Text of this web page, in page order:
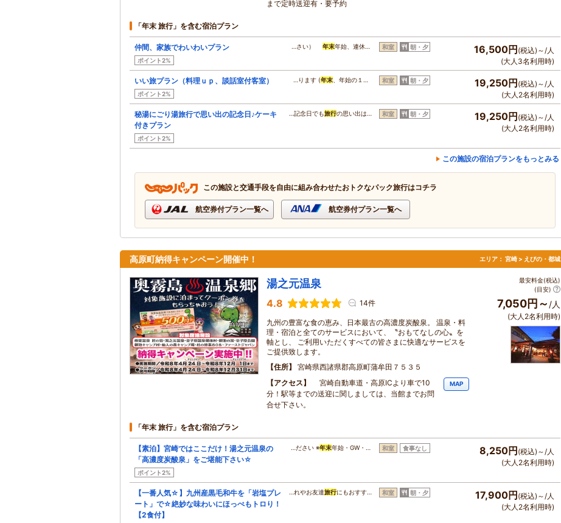
まで定時送迎有・要予約
「年末 旅行」を含む宿泊プラン
仲間、家族でわいわいプラン
ポイント2%
…さい） 年末年始、連休… 和室 朝・夕 16,500円 (税込)～/人
(大人3名利用時)
いい旅プラン（料理ｕｐ、談話室付客室）
ポイント2%
…ります (年末、年始の１… 和室 朝・夕 19,250円 (税込)～/人
(大人2名利用時)
秘湯にごり湯旅行で思い出の記念日♪ケーキ
付きプラン
ポイント2%
…記念日でも旅行の思い出は… 和室 朝・夕 19,250円 (税込)～/人
(大人2名利用時)
この施設の宿泊プランをもっとみる
この施設と交通手段を自由に組み合わせたおトクなパック旅行はコチラ
航空券付プラン一覧へ 航空券付プラン一覧へ
高原町納得キャンペーン開催中！ エリア： 宮崎 > えびの・都城
湯之元温泉
4.8 14件
九州の豊富な食の恵み、日本最古の高濃度炭酸泉。 温泉・料
理・宿泊と全てのサービスにおいて、〝おもてなしの心〟を
軸とし、 ご利用いただくすべての皆さまに快適なサービスを
ご提供致します。
住所
宮崎県西諸県郡高原町蒲牟田７５３５
アクセス
宮崎自動車道・高原ICより車で10
分！駅等までの送迎に関しましては、当館までお問
合せ下さい。
MAP
最安料金(税込)
(目安)
7,050円～ /人
(大人2名利用時)
「年末 旅行」を含む宿泊プラン
【素泊】宮崎ではここだけ！湯之元温泉の
「高濃度炭酸泉」をご堪能下さい☆
ポイント2%
…ださい ※年末年始・GW・… 和室 食事なし 8,250円(税込)～/人
(大人2名利用時)
【一番人気☆】九州産黒毛和牛を「岩塩プレ
ート」で☆絶妙な味わいにほっぺもトロり！
【2食付】
…れやお友達旅行にもおすす… 和室 朝・夕 17,900円(税込)～/人
(大人2名利用時)